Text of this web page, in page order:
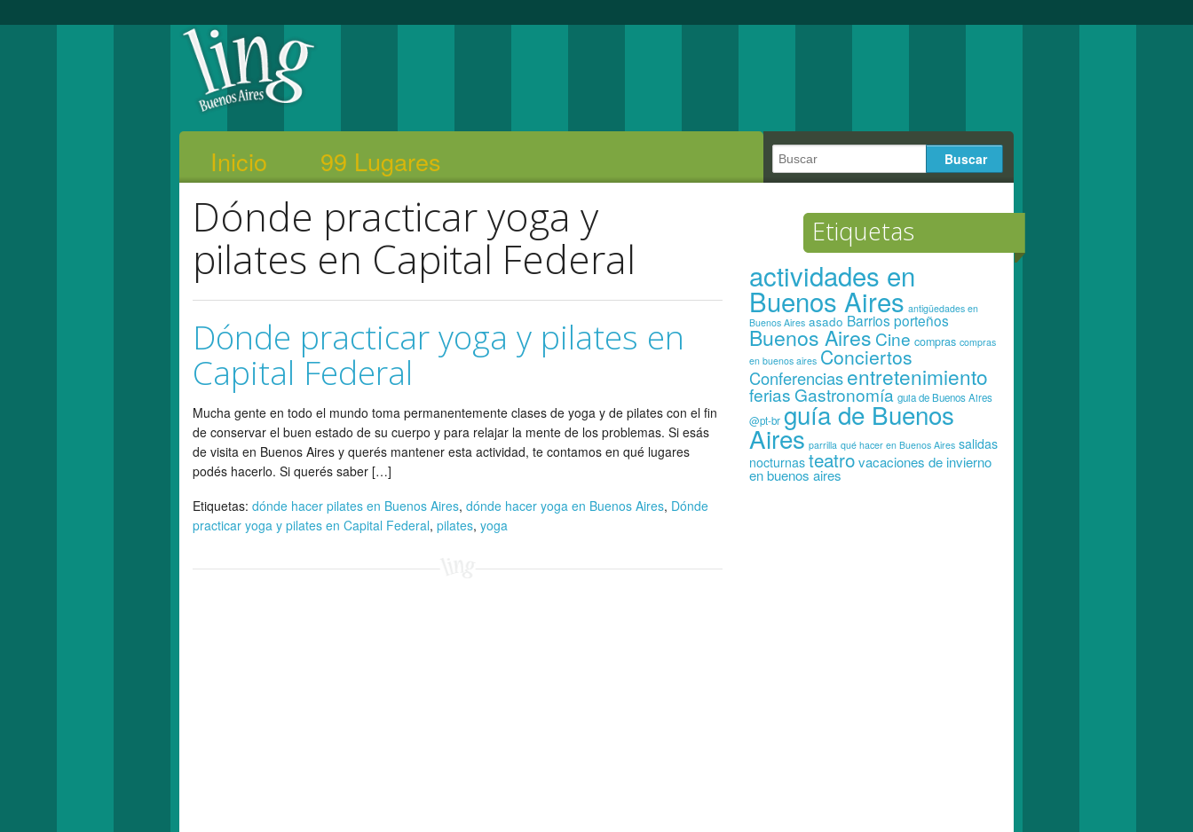
Inicio 99 Lugares
Dónde practicar yoga y
pilates en Capital Federal
Dónde practicar yoga y pilates en
Capital Federal
Mucha gente en todo el mundo toma permanentemente clases de yoga y de pilates con el fin
de conservar el buen estado de su cuerpo y para relajar la mente de los problemas. Si esás
de visita en Buenos Aires y querés mantener esta actividad, te contamos en qué lugares
podés hacerlo. Si querés saber […]
Etiquetas: dónde hacer pilates en Buenos Aires, dónde hacer yoga en Buenos Aires, Dónde
practicar yoga y pilates en Capital Federal, pilates, yoga
Etiquetas
actividades en
Buenos Aires antigüedades en
Buenos Aires asado Barrios porteños
Buenos Aires Cine compras compras
en buenos aires Conciertos
Conferencias entretenimiento
ferias Gastronomía guia de Buenos Aires
@pt-br guía de Buenos
Aires parrilla qué hacer en Buenos Aires salidas
nocturnas teatro vacaciones de invierno
en buenos aires